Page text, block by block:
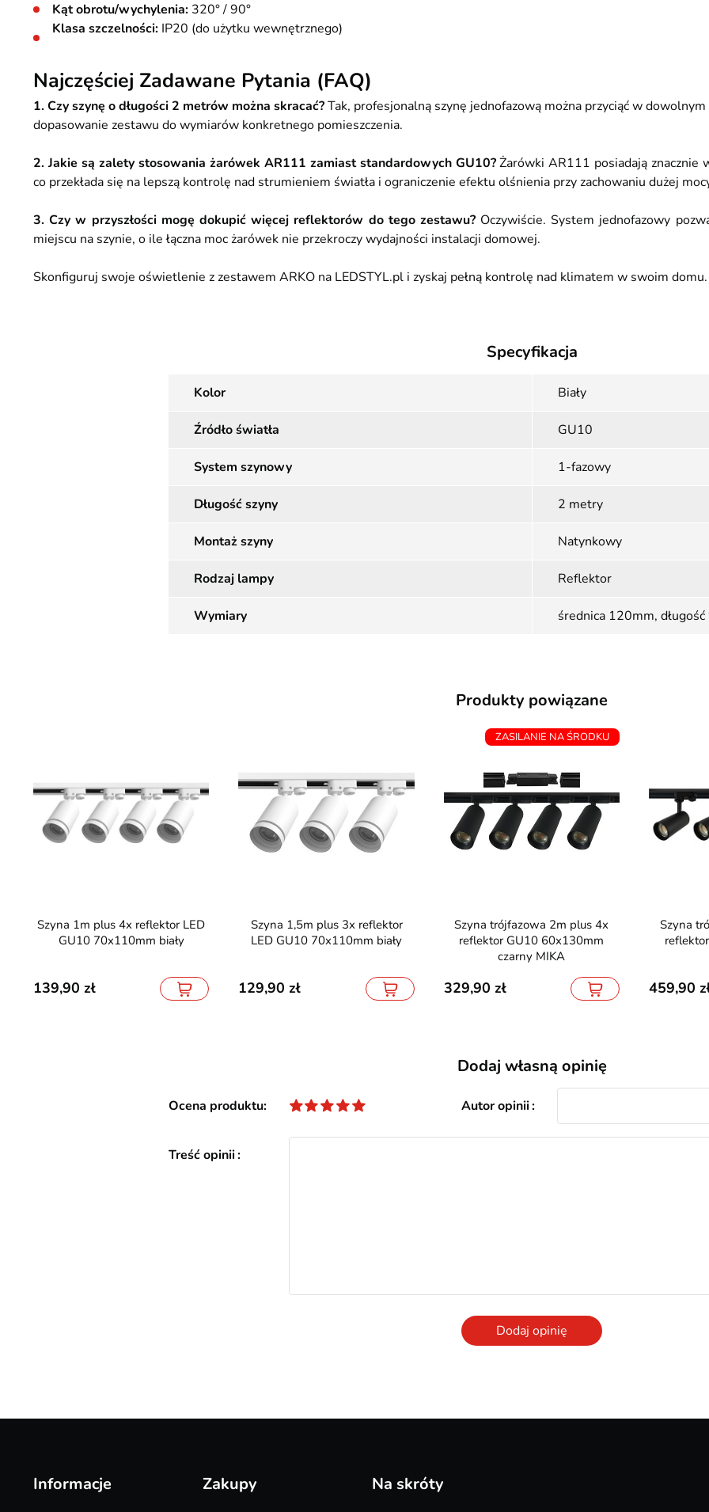
Kąt obrotu/wychylenia: 320° / 90°
Klasa szczelności: IP20 (do użytku wewnętrznego)
Najczęściej Zadawane Pytania (FAQ)
1. ​Czy szynę o długości 2 metrów można skracać?Tak, profesjonalną szynę jednofazową można przyciąć w
dopasowanie zestawu do wymiarów konkretnego pomieszczenia.
2. Jakie są zalety stosowania żarówek AR111 zamiast standardowych GU10?Żarówki AR111 posiadają znacznie
co przekłada się na lepszą kontrolę nad strumieniem światła i ograniczenie efektu olśnienia przy zachowaniu dużej
3. Czy w przyszłości mogę dokupić więcej reflektorów do tego zestawu?Oczywiście. System jednofazowy
miejscu na szynie, o ile łączna moc żarówek nie przekroczy wydajności instalacji domowej.
Skonfiguruj swoje oświetlenie z zestawem ARKO na LEDSTYL.pl i zyskaj pełną kontrolę nad klimatem w swoim domu.
Specyfikacja
Kolor Biały
Źródło światła GU10
System szynowy 1-fazowy
Długość szyny 2 metry
Montaż szyny Natynkowy
Rodzaj lampy Reflektor
Wymiary średnica 120mm,
Produkty powiązane
Szyna 1m plus 4x reflektor LED
GU10 70x110mm biały
139,90
Szyna 1,5m plus 3x reflektor
LED GU10 70x110mm biały
129,90
ZASILANIE NA ŚRODKU
Szyna trójfazowa 2m plus 4x
reflektor GU10 60x130mm
czarny MIKA
329,90
Szyna trójfazowa 2m plus 4x
459,90
Dodaj własną opinię
Ocena produktu Autor opinii
Treść opinii
Dodaj opinię
Informacje Zakupy Na skróty